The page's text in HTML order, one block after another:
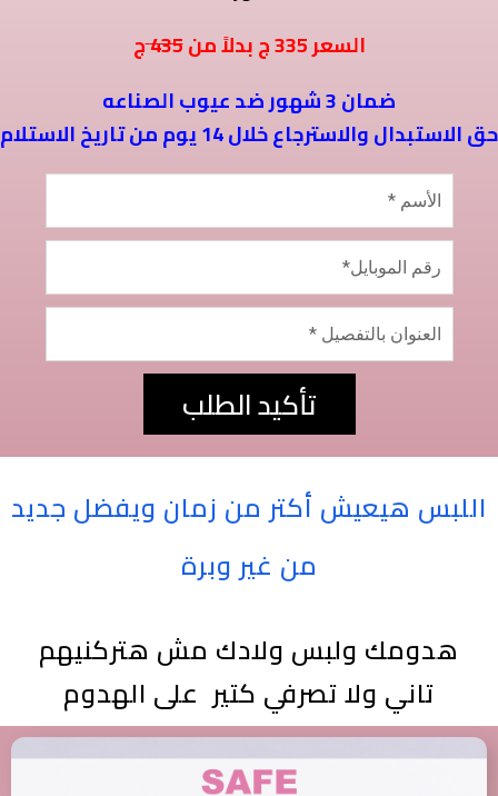
السعر335ج بدلاً من435
ضمان 3 شهور ضد عيوب الصناعه
حق الاستبدال والاسترجاع خلال 14 يوم من تاريخ الاستلام
تأكيد الطلب
اللبس هيعيش أكتر من زمان ويفضل جديد
من غير وبرة
هدومك ولبس ولادك مش هتركنيهم
تاني ولا تصرفي كتير على الهدوم